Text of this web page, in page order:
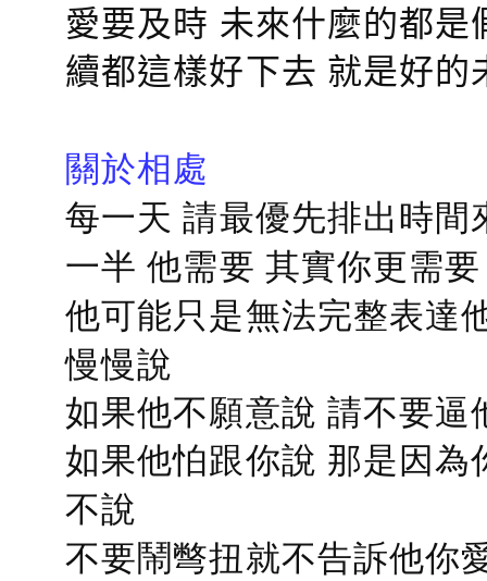
愛要及時 未來什麼的都
續都這樣好下去 就是好的
關於相處
每一天 請最優先排出時
一半 他需要 其實你更需要
他可能只是無法完整表達
慢慢說
如果他不願意說 請不要逼
如果他怕跟你說 那是因
不說
不要鬧彆扭就不告訴他你